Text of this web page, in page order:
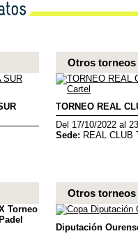
Otros torneos
TORNEO REAL
Del 17/10/2022 al
Sede: REAL CLUB
Torneo
Padel
Otros torneos
Diputación